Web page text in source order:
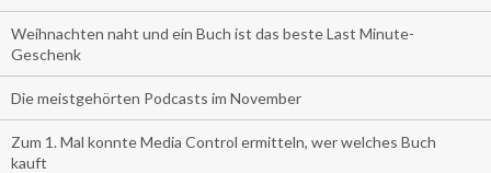
Weihnachten naht und ein Buch ist das beste Last Minute-
Geschenk
Die meistgehörten Podcasts im November
Zum 1. Mal konnte Media Control ermitteln, wer welches Buch
kauft